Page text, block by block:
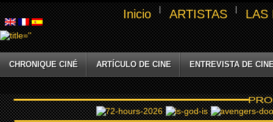
Inicio ARTISTAS LAS
CHRONIQUE CINÉ ARTÍCULO DE CINE ENTREVISTA DE